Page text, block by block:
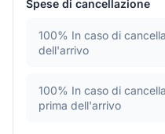
Spese di cancellazione
100% In caso di
dell'arrivo
100% In caso di
prima dell'arrivo